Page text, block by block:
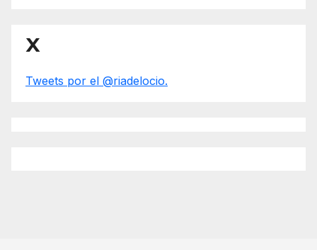
X
Tweets por el @riadelocio.